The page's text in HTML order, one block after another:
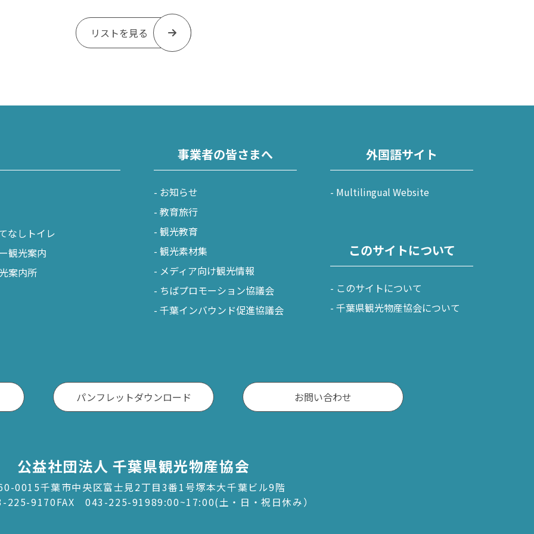
リストを見る
なしトイレ
観光案内
案内所
事業者の皆さまへ
お知らせ
教育旅行
観光教育
観光素材集
メディア向け観光情報
ちばプロモーション協議会
千葉インバウンド促進協議会
外国語サイト
Multilingual Website
このサイトについて
このサイトについて
千葉県観光物産協会について
パンフレットダウンロード お問い合わせ
公益社団法人 千葉県観光物産協会
0015千葉市中央区富士見2丁目3番1号塚本大千葉ビル9階
225-9170FAX 043-225-91989:00~17:00(土・日・祝日休み）